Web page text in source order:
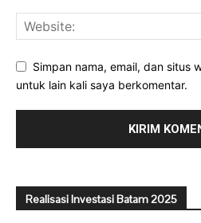
Simpan nama, email, dan situs
untuk lain kali saya berkomentar.
Realisasi Investasi Batam 2025